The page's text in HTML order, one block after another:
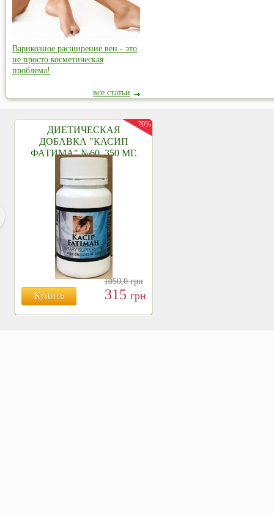
Варикозное расширение вен - это
не просто косметическая
проблема!
все статьи
ДИЕТИЧЕСКАЯ
ДОБАВКА "КАСИП
ФАТИМА" №60, 350 МГ.
Купить
1050,0грн
315 грн
70%